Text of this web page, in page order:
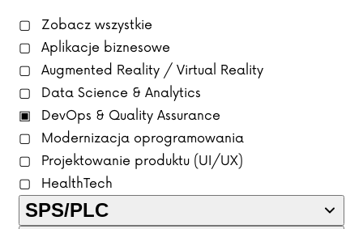
Zobacz wszystkie
Aplikacje biznesowe
Augmented Reality / Virtual Reality
Data Science & Analytics
DevOps & Quality Assurance
Modernizacja oprogramowania
Projektowanie produktu (UI/UX)
HealthTech
SPS/PLC